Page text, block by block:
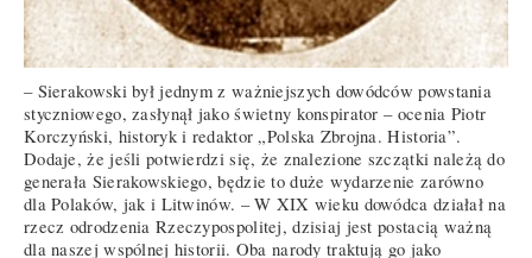
– Sierakowski był jednym z ważniejszych dowódców powstania
styczniowego, zasłynął jako świetny konspirator – ocenia Piotr
Korczyński, historyk i redaktor „Polska Zbrojna. Historia”.
Dodaje, że jeśli potwierdzi się, że znalezione szczątki należą do
generała Sierakowskiego, będzie to duże wydarzenie zarówno
dla Polaków, jak i Litwinów. – W XIX wieku dowódca działał na
rzecz odrodzenia Rzeczypospolitej, dzisiaj jest postacią ważną
dla naszej wspólnej historii. Oba narody traktują go jako